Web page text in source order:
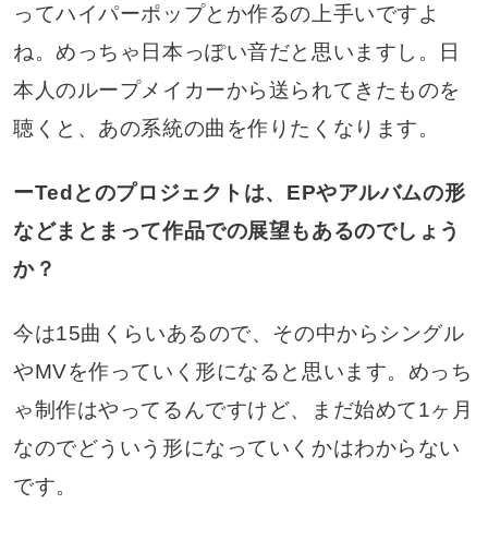
ってハイパーポップとか作るの上手いですよ
ね。めっちゃ日本っぽい音だと思いますし。日
本人のループメイカーから送られてきたものを
聴くと、あの系統の曲を作りたくなります。
ーTedとのプロジェクトは、EPやアルバムの形
などまとまって作品での展望もあるのでしょう
か？
今は15曲くらいあるので、その中からシングル
やMVを作っていく形になると思います。めっち
ゃ制作はやってるんですけど、まだ始めて1ヶ月
なのでどういう形になっていくかはわからない
です。